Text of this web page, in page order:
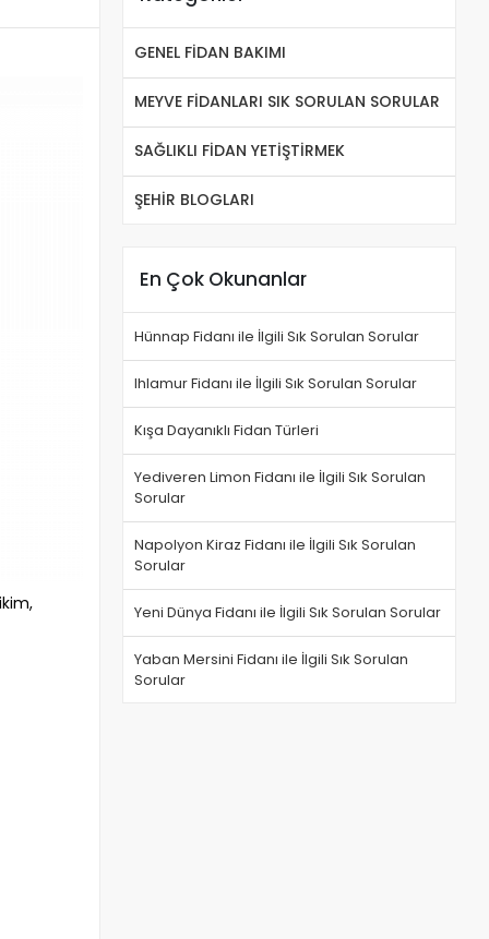
GENEL FİDAN BAKIMI
MEYVE FİDANLARI SIK SORULAN SORULAR
SAĞLIKLI FİDAN YETİŞTİRMEK
ŞEHİR BLOGLARI
En Çok Okunanlar
Hünnap Fidanı ile İlgili Sık Sorulan Sorular
Ihlamur Fidanı ile İlgili Sık Sorulan Sorular
Kışa Dayanıklı Fidan Türleri
Yediveren Limon Fidanı ile İlgili Sık Sorulan
Sorular
Napolyon Kiraz Fidanı ile İlgili Sık Sorulan
Sorular
Yeni Dünya Fidanı ile İlgili Sık Sorulan Sorular
Yaban Mersini Fidanı ile İlgili Sık Sorulan
Sorular